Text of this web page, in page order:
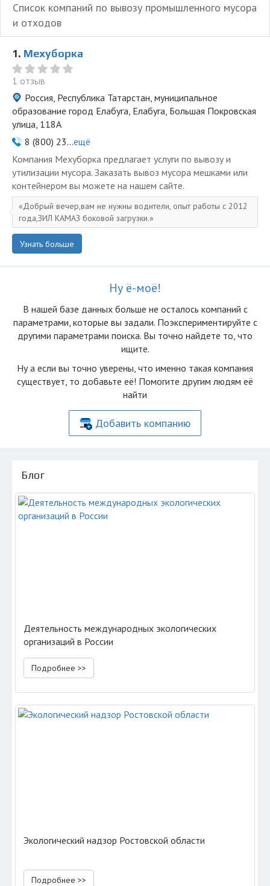
Список компаний по вывозу промышленного мусора
и отходов
1. Мехуборка
1 отзыв
Россия, Республика Татарстан, муниципальное
образование город Елабуга, Елабуга, Большая Покровская
улица, 118А
8 (800) 23...ещё
Компания Мехуборка предлагает услуги по вывозу и
утилизации мусора. Заказать вывоз мусора мешками или
контейнером вы можете на нашем сайте.
Добрый вечер,вам не нужны водители, опыт работы с 2012
года,ЗИЛ КАМАЗ боковой загрузки.
Узнать больше
Ну ё-моё!
В нашей базе данных больше не осталоcь компаний с
параметрами, которые вы задали. Поэкспериментируйте с
другими параметрами поиска. Вы точно найдете то, что
ищите.
Ну а если вы точно уверены, что именно такая компания
существует, то добавьте её! Помогите другим людям её
найти
Добавить компанию
Блог
Деятельность международных экологических
организаций в России
Подробнее >>
Экологический надзор Ростовской области
Подробнее >>